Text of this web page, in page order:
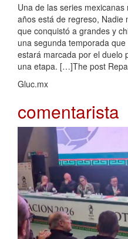
Una de las series
años está de regreso, Nadie
que conquistó a grandes y
una segunda temporada
estará marcada por el duelo
una etapa. […]The post
Gluc.mx
comentarista